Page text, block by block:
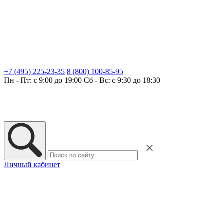
+7 (495) 225-23-35 8 (800) 100-85-95
Пн - Пт: с 9:00 до 19:00 Сб - Вс: с 9:30 до 18:30
Личный кабинет